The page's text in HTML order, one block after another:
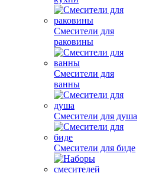
Смесители для
раковины
Смесители для
ванны
Смесители для душа
Смесители для биде